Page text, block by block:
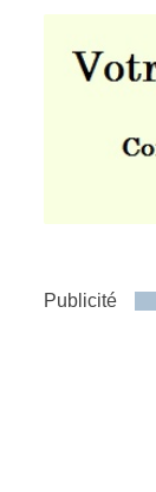
Publicité